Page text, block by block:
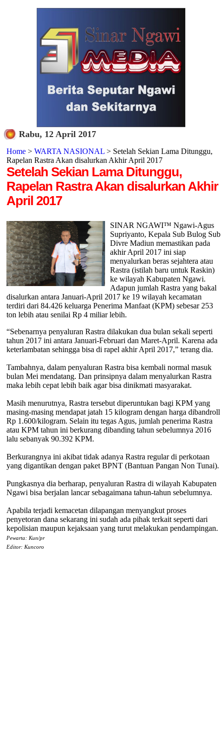
Rabu, 12 April 2017
Home> WARTA NASIONAL> Setelah Sekian Lama Ditunggu,
Rapelan Rastra Akan disalurkan Akhir April 2017
Setelah Sekian Lama Ditunggu,
Rapelan Rastra Akan disalurkan Akhir
April 2017
SINAR NGAWI™ Ngawi-Agus
Supriyanto, Kepala Sub Bulog Sub
Divre Madiun memastikan pada
akhir April 2017 ini siap
menyalurkan beras sejahtera atau
Rastra (istilah baru untuk Raskin)
ke wilayah Kabupaten Ngawi.
Adapun jumlah Rastra yang bakal
disalurkan antara Januari-April 2017 ke 19 wilayah kecamatan
terdiri dari 84.426 keluarga Penerima Manfaat (KPM) sebesar 253
ton lebih atau senilai Rp 4 miliar lebih.
“Sebenarnya penyaluran Rastra dilakukan dua bulan sekali seperti
tahun 2017 ini antara Januari-Februari dan Maret-April. Karena ada
keterlambatan sehingga bisa di rapel akhir April 2017,” terang dia.
Tambahnya, dalam penyaluran Rastra bisa kembali normal masuk
bulan Mei mendatang. Dan prinsipnya dalam menyalurkan Rastra
maka lebih cepat lebih baik agar bisa dinikmati masyarakat.
Masih menurutnya, Rastra tersebut diperuntukan bagi KPM yang
masing-masing mendapat jatah 15 kilogram dengan harga dibandroll
Rp 1.600/kilogram. Selain itu tegas Agus, jumlah penerima Rastra
atau KPM tahun ini berkurang dibanding tahun sebelumnya 2016
lalu sebanyak 90.392 KPM.
Berkurangnya ini akibat tidak adanya Rastra regular di perkotaan
yang digantikan dengan paket BPNT (Bantuan Pangan Non Tunai).
Pungkasnya dia berharap, penyaluran Rastra di wilayah Kabupaten
Ngawi bisa berjalan lancar sebagaimana tahun-tahun sebelumnya.
Apabila terjadi kemacetan dilapangan menyangkut proses
penyetoran dana sekarang ini sudah ada pihak terkait seperti dari
kepolisian maupun kejaksaan yang turut melakukan pendampingan.
Pewarta: Kun/pr
Editor: Kuncoro